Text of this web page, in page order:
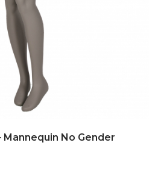
Mannequin No Gender